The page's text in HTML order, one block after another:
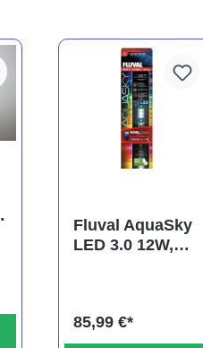
Fluval AquaSky
LED 3.0 12W,
85,99 €*